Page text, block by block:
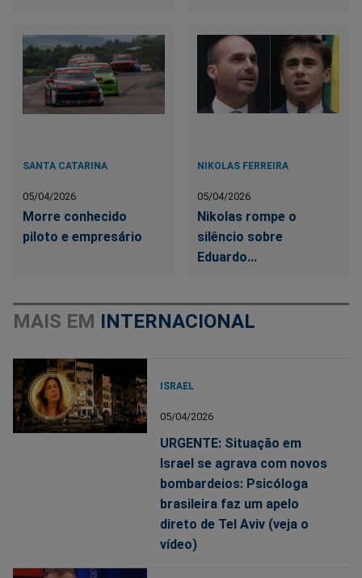
SANTA CATARINA
05/04/2026
Morre conhecido
piloto e empresário
NIKOLAS FERREIRA
05/04/2026
Nikolas rompe o
silêncio sobre
Eduardo...
MAIS EM INTERNACIONAL
ISRAEL
05/04/2026
URGENTE: Situação em
Israel se agrava com novos
bombardeios: Psicóloga
brasileira faz um apelo
direto de Tel Aviv (veja o
vídeo)